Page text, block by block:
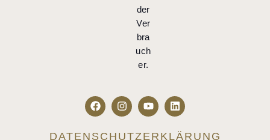
der
Ver
bra
uch
er.
DATENSCHUTZERKLÄRUNG